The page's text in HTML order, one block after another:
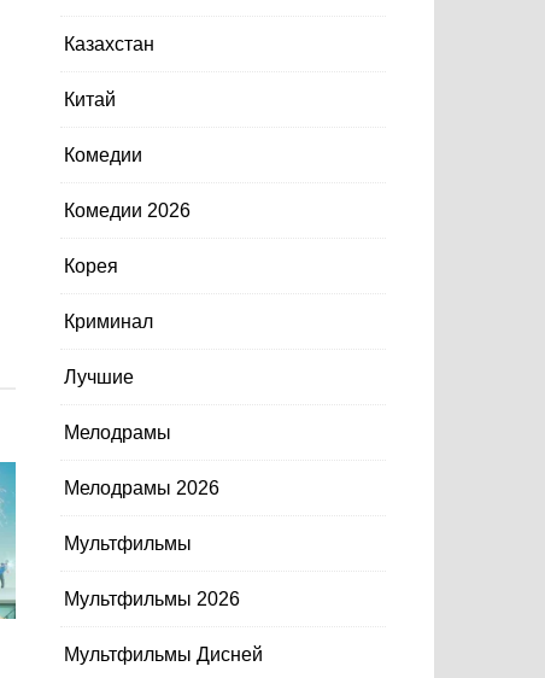
Казахстан
Китай
Комедии
Комедии 2026
Корея
Криминал
Лучшие
Мелодрамы
Мелодрамы 2026
Мультфильмы
Мультфильмы 2026
Мультфильмы Дисней